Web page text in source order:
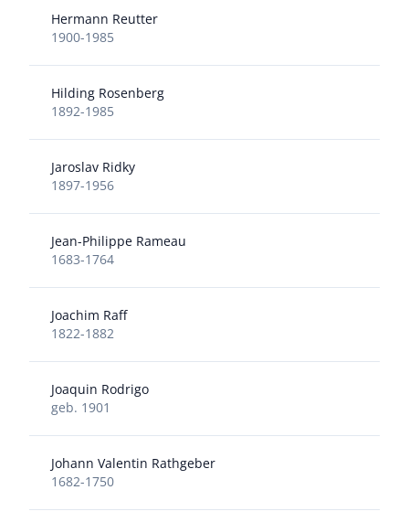
Hermann Reutter
1900-1985
Hilding Rosenberg
1892-1985
Jaroslav Ridky
1897-1956
Jean-Philippe Rameau
1683-1764
Joachim Raff
1822-1882
Joaquin Rodrigo
geb. 1901
Johann Valentin Rathgeber
1682-1750